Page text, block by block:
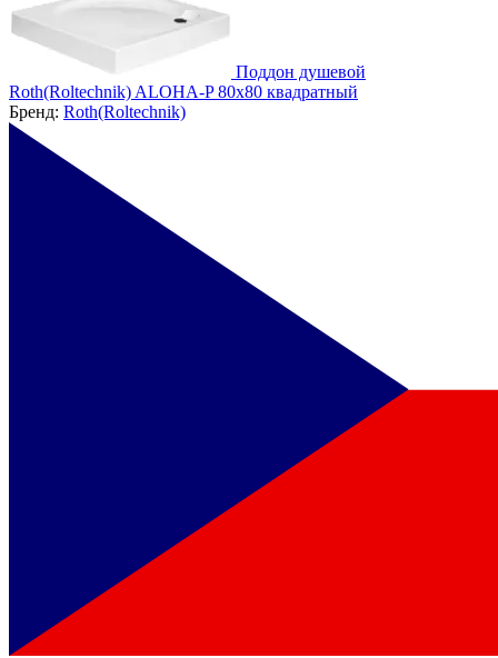
Поддон душевой
Roth(Roltechnik) ALOHA-P 80x80 квадратный
Бренд: Roth(Roltechnik)